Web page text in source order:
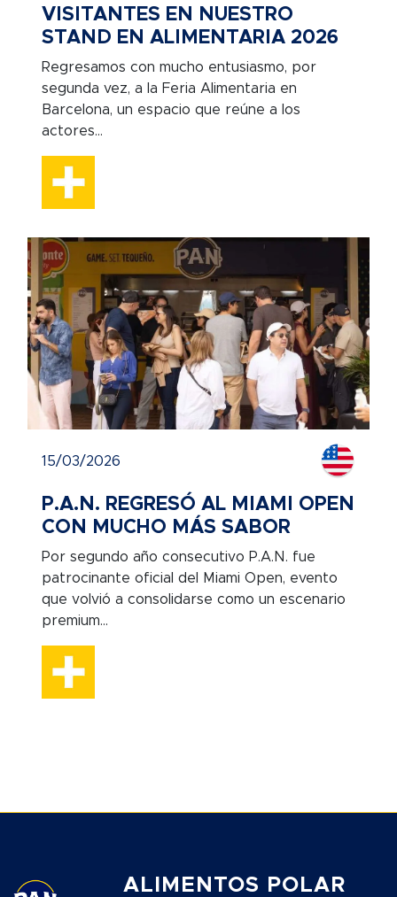
VISITANTES EN NUESTRO
STAND EN ALIMENTARIA 2026
Regresamos con mucho entusiasmo, por
segunda vez, a la Feria Alimentaria en
Barcelona, un espacio que reúne a los
actores...
15/03/2026
P.A.N. REGRESÓ AL MIAMI OPEN
CON MUCHO MÁS SABOR
Por segundo año consecutivo P.A.N. fue
patrocinante oficial del Miami Open, evento
que volvió a consolidarse como un escenario
premium...
ALIMENTOS POLAR